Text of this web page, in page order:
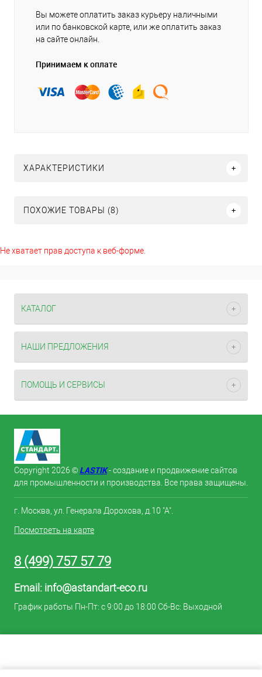
Вы можете оплатить заказ курьеру наличными
или по банковской карте, или же оплатить заказ
на сайте онлайн.
Принимаем к оплате
ХАРАКТЕРИСТИКИ
ПОХОЖИЕ ТОВАРЫ (8)
Не хватает прав доступа к веб-форме.
КАТАЛОГ
НАШИ ПРЕДЛОЖЕНИЯ
ПОМОЩЬ И СЕРВИСЫ
Copyright 2026 © LASTIK- создание и продвижение сайтов
для промышленности и производства. Все права защищены.
г. Москва, ул. Генерала Дорохова, д.10 "А".
Посмотреть на карте
8 (499) 757 57 79
Email: info@astandart-eco.ru
График работы Пн-Пт: с 9:00 до 18:00 Сб-Вс: Выходной